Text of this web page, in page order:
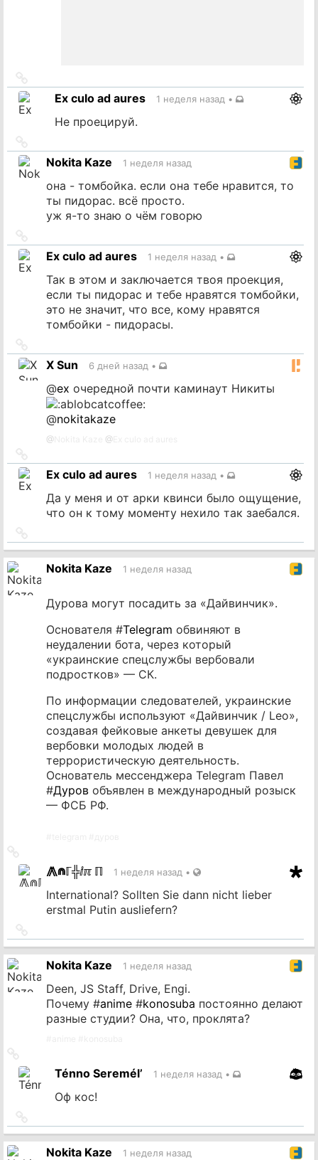
на
источникEx culo ad aures 1 неделя назад •
Не проецируй.
на
источник
Nokita Kaze 1 неделя назад
она - томбойка. если она тебе нравится, то
ты пидорас. всё просто.
уж я-то знаю о чём говорю
на
источник
Ex culo ad aures 1 неделя назад •
Так в этом и заключается твоя проекция,
если ты пидорас и тебе нравятся томбойки,
это не значит, что все, кому нравятся
томбойки - пидорасы.
на
источник
X Sun 6 дней назад •
@ex очередной почти каминаут Никиты
@nokitakaze
@ @
на
источник
Ex culo ad aures 1 неделя назад •
Да у меня и от арки квинси было ощущение,
что он к тому моменту нехило так заебался.
на
источник
Nokita Kaze 1 неделя назад
Дурова могут посадить за «Дайвинчик».
Основателя #Telegram обвиняют в
неудалении бота, через который
«украинские спецслужбы вербовали
подростков» — СК.
По информации следователей, украинские
спецслужбы используют «Дайвинчик / Leo»,
создавая фейковые анкеты девушек для
вербовки молодых людей в
террористическую деятельность.
Основатель мессенджера Telegram Павел
#Дуров объявлен в международный розыск
— ФСБ РФ.
на
источник⨇⋒ℾ╬ⅈℼ ℿ 1 неделя назад •
International? Sollten Sie dann nicht lieber
erstmal Putin ausliefern?
на
источник
Nokita Kaze 1 неделя назад
Deen, JS Staff, Drive, Engi.
Почему #anime #konosuba постоянно делают
разные студии? Она, что, проклята?
на
источникTénno Seremél’ 1 неделя назад •
Оф кос!
на
источник
Nokita Kaze 1 неделя назад